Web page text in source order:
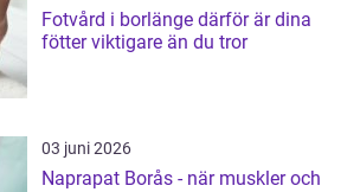
Fotvård i borlänge därför är dina
fötter viktigare än du tror
03 juni 2026
Naprapat Borås - när muskler och